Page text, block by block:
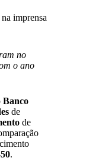
imprensa
no
o ano
Banco
de
de
.